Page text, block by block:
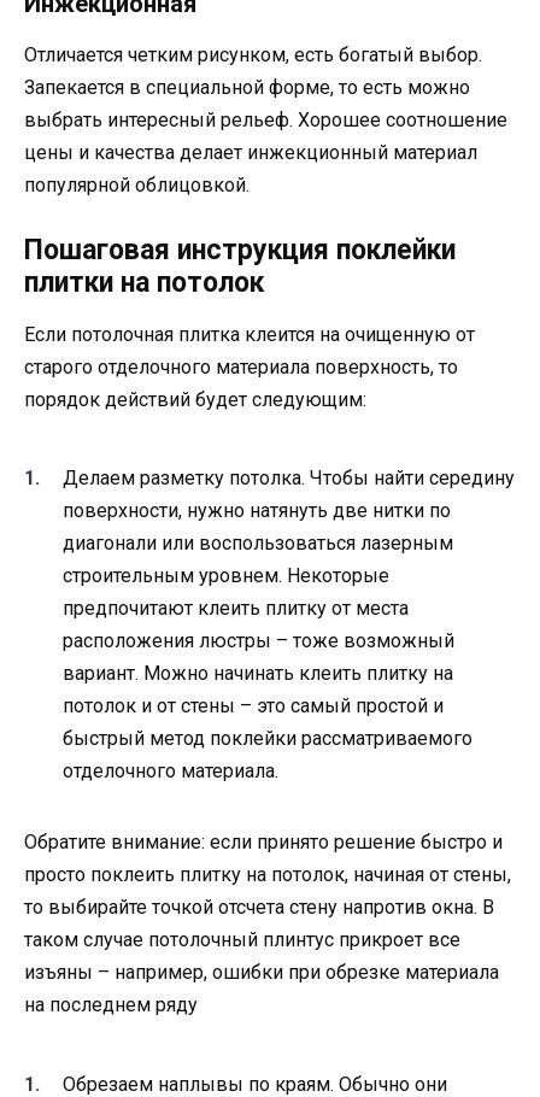
Отличается четким рисунком, есть богатый выбор.
Запекается в специальной форме, то есть можно
выбрать интересный рельеф. Хорошее соотношение
цены и качества делает инжекционный материал
популярной облицовкой.
Пошаговая инструкция поклейки
плитки на потолок
Если потолочная плитка клеится на очищенную от
старого отделочного материала поверхность, то
порядок действий будет следующим:
Делаем разметку потолка. Чтобы найти середину
поверхности, нужно натянуть две нитки по
диагонали или воспользоваться лазерным
строительным уровнем. Некоторые
предпочитают клеить плитку от места
расположения люстры – тоже возможный
вариант. Можно начинать клеить плитку на
потолок и от стены – это самый простой и
быстрый метод поклейки рассматриваемого
отделочного материала.
Обратите внимание: если принято решение быстро и
просто поклеить плитку на потолок, начиная от стены,
то выбирайте точкой отсчета стену напротив окна. В
таком случае потолочный плинтус прикроет все
изъяны – например, ошибки при обрезке материала
на последнем ряду
Обрезаем наплывы по краям. Обычно они